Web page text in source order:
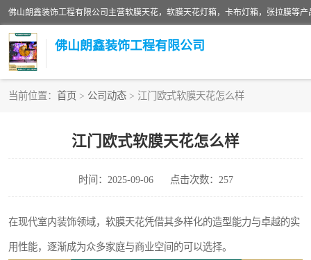
佛山朗鑫装饰工程有限公司
当前位置： 首页 > 公司动态 > 江门欧式软膜天花怎么样
江门欧式软膜天花怎么样
时间：2025-09-06 点击次数：257
在现代室内装饰领域，软膜天花凭借其多样化的造型能力与卓越的实
用性能，逐渐成为众多家庭与商业空间的可以选择。